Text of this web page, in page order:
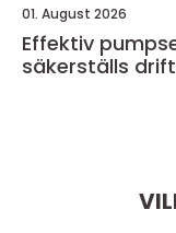
01. August 2026
Effektiv
säkerställs